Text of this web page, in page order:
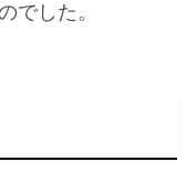
でした。